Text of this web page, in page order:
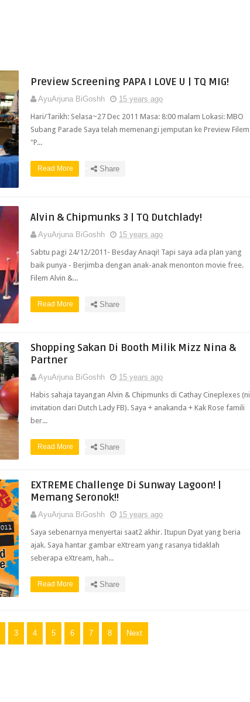
Preview Screening PAPA I LOVE U | TQ MIG!
AyuArjuna BiGoshh
15 years ago
Hari/Tarikh: Selasa~27 Dec 2011 Masa: 8:00 malam Lokasi: MBO
Subang Parade Saya telah memenangi jemputan ke Preview Filem
"P...
Read More Share
Alvin & Chipmunks 3 | TQ Dutchlady!
AyuArjuna BiGoshh
15 years ago
Sabtu pagi 24/12/2011- Besday Anaqi! Tapi saya ada plan yang
baik punya - Berjimba dengan anak-anak menonton movie free.
Filem Alvin &...
Read More Share
Shopping Sakan Di Booth Milik Mizz Nina &
Partner
AyuArjuna BiGoshh
15 years ago
Habis sahaja tayangan Alvin & Chipmunks di Cathay Cineplexes (ni
invitation dari Dutch Lady FB). Saya + anakanda + Kak Rose famili
ber...
Read More Share
EXTREME Challenge Di Sunway Lagoon! |
Memang Seronok!!
AyuArjuna BiGoshh
15 years ago
Saya sebenarnya menyertai saat2 akhir. Itupun Dyat yang beria
ajak. Saya hantar gambar eXtream yang rasanya tidaklah
seberapa eXtream, hah...
Read More Share
3 4 5 6 7 8 Next